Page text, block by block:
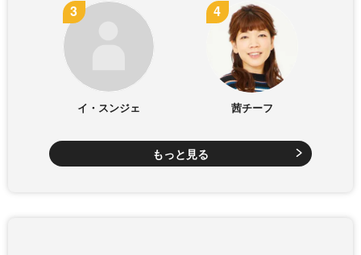
イ・スンジェ 茜チーフ
もっと見る